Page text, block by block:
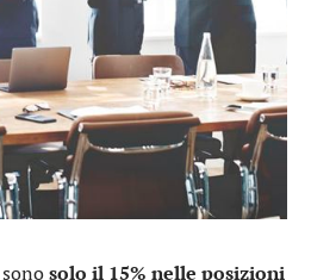
sonosolo il 15% nelle posizioni